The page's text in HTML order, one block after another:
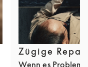
Zügige
Wenn es